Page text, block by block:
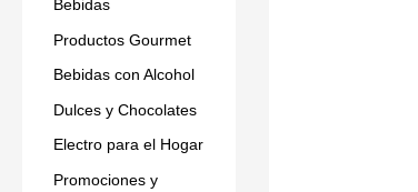
Bebidas
Productos Gourmet
Bebidas con Alcohol
Dulces y Chocolates
Electro para el Hogar
Promociones y